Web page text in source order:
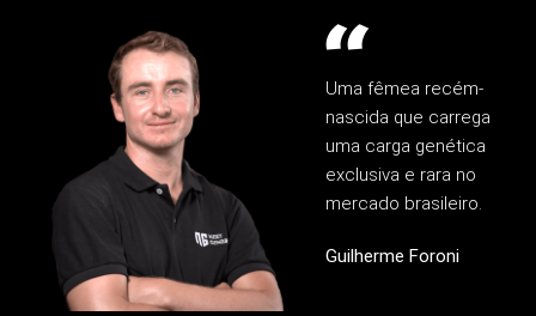
Uma fêmea recém-
nascida que carrega
uma carga genética
exclusiva e rara no
mercado brasileiro.
Guilherme Foroni